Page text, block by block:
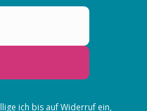
ich bis auf Widerruf ein,